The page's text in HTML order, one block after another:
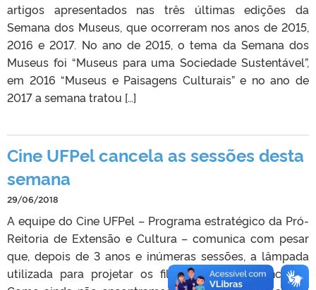
artigos apresentados nas três últimas edições da
Semana dos Museus, que ocorreram nos anos de 2015,
2016 e 2017. No ano de 2015, o tema da Semana dos
Museus foi “Museus para uma Sociedade Sustentável”,
em 2016 “Museus e Paisagens Culturais” e no ano de
2017 a semana tratou […]
Cine UFPel cancela as sessões desta
semana
29/06/2018
A equipe do Cine UFPel – Programa estratégico da Pró-
Reitoria de Extensão e Cultura – comunica com pesar
que, depois de 3 anos e inúmeras sessões, a lâmpada
utilizada para projetar os filmes parou de funcionar.